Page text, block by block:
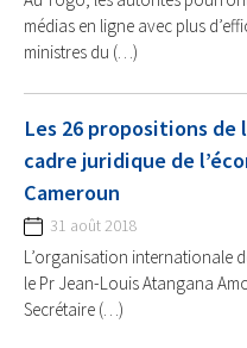
médias en ligne avec plus
ministres du (…)
Les 26 propositions de
cadre juridique de
Cameroun
31 août 2018
L’organisation internationale
le Pr Jean-Louis Atangana
Secrétaire (…)